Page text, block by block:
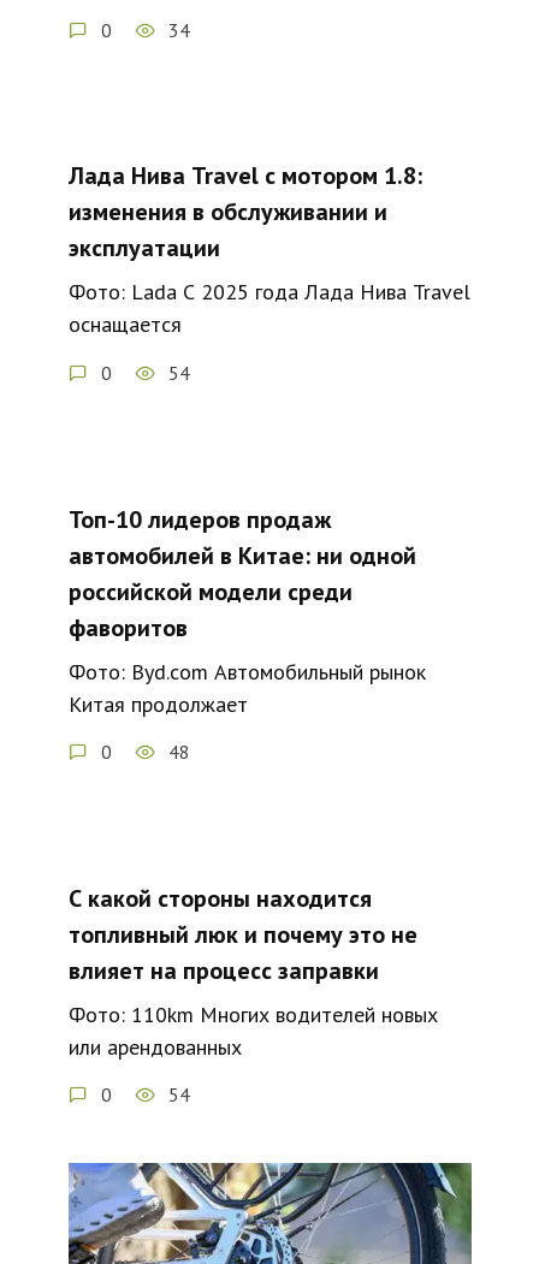
0 34
Лада Нива Travel с мотором 1.8:
изменения в обслуживании и
эксплуатации
Фото: Lada С 2025 года Лада Нива Travel
оснащается
0 54
Топ-10 лидеров продаж
автомобилей в Китае: ни одной
российской модели среди
фаворитов
Фото: Byd.com Автомобильный рынок
Китая продолжает
0 48
С какой стороны находится
топливный люк и почему это не
влияет на процесс заправки
Фото: 110km Многих водителей новых
или арендованных
0 54